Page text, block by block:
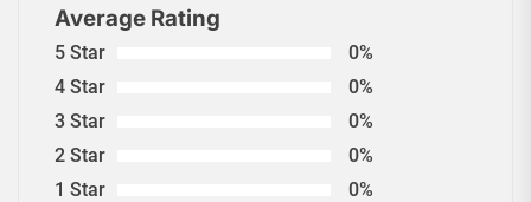
Average Rating
5 Star
0%
4 Star
0%
3 Star
0%
2 Star
0%
1 Star
0%